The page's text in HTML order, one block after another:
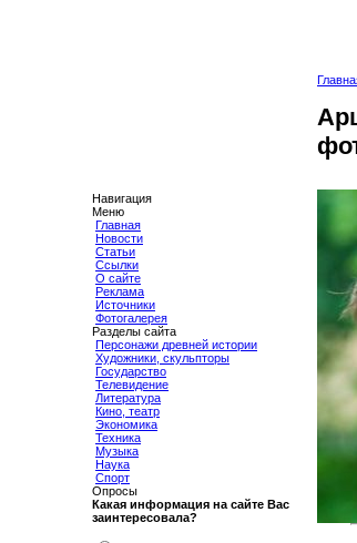
Навигация
Меню
Главная
Новости
Статьи
Ссылки
О сайте
Реклама
Источники
Фотогалерея
Разделы сайта
Персонажи древней истории
Художники, скульпторы
Государство
Телевидение
Литература
Кино, театр
Экономика
Техника
Музыка
Наука
Спорт
Опросы
Какая информация на сайте Вас
заинтересовала?